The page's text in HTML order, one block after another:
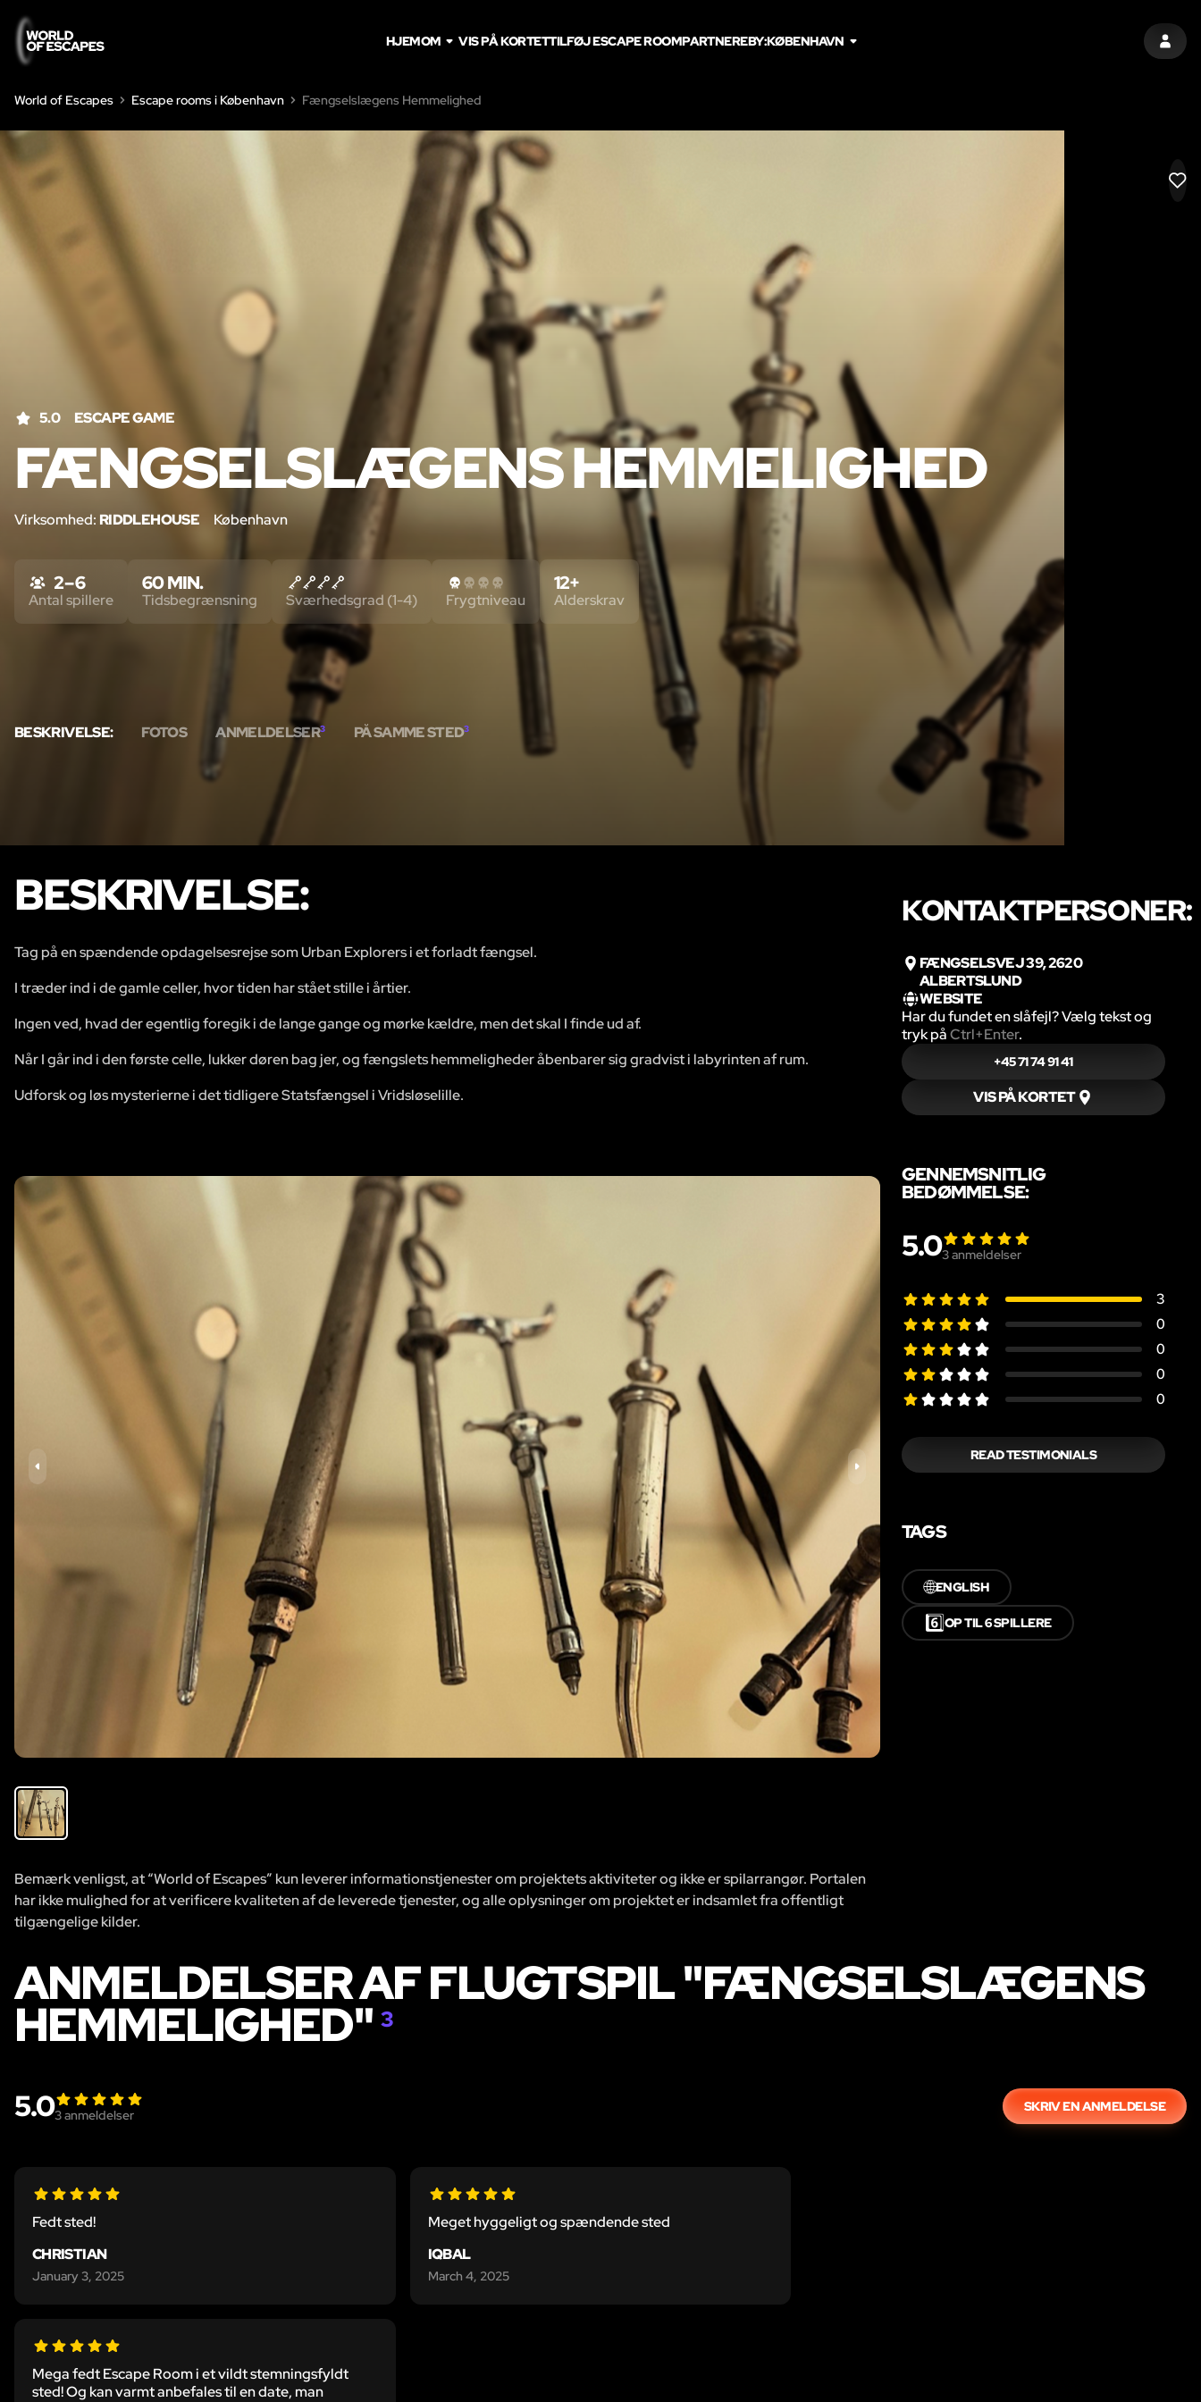
LOG
HJEMOM VIS PÅ KORTETTILFØJ ESCAPE ROOMPARTNEREBY:KØBENHAVN
World of Escapes Escape rooms i København Fængselslægens Hemmelighed
5.0 ESCAPE GAME
FÆNGSELSLÆGENS HEMMELIGHED
Virksomhed: RIDDLEHOUSE København
BESKRIVELSE: FOTOS ANMELDELSER3 PÅ SAMME STED3
2 – 6
Antal spillere
60 MIN.
Tidsbegrænsning Sværhedsgrad (1-4) Frygtniveau
12+
Alderskrav
BESKRIVELSE:
Tag på en spændende opdagelsesrejse som Urban Explorers i et forladt fængsel.
I træder ind i de gamle celler, hvor tiden har stået stille i årtier.
Ingen ved, hvad der egentlig foregik i de lange gange og mørke kældre, men det skal I finde ud af.
Når I går ind i den første celle, lukker døren bag jer, og fængslets hemmeligheder åbenbarer sig gradvist i labyrinten af rum.
Udforsk og løs mysterierne i det tidligere Statsfængsel i Vridsløselille.
Bemærk venligst, at “World of Escapes” kun leverer informationstjenester om projektets aktiviteter og ikke er spilarrangør. Portalen
har ikke mulighed for at verificere kvaliteten af de leverede tjenester, og alle oplysninger om projektet er indsamlet fra offentligt
tilgængelige kilder.
KONTAKTPERSONER:
FÆNGSELSVEJ 39, 2620
ALBERTSLUND
WEBSITE
Har du fundet en slåfejl? Vælg tekst og
tryk påCtrl+Enter.
+45 71 74 91 41
VIS PÅ KORTET
GENNEMSNITLIG
BEDØMMELSE:
5.03anmeldelser
3
0
0
0
0
READ TESTIMONIALS
TAGS
🌐ENGLISH
6️⃣OP TIL 6 SPILLERE
ANMELDELSER AF FLUGTSPIL "FÆNGSELSLÆGENS
HEMMELIGHED" 3
5.03anmeldelser
SKRIV EN ANMELDELSE
Fedt sted!
CHRISTIAN
January 3, 2025
Mega fedt Escape Room i et vildt stemningsfyldt
sted! Og kan varmt anbefales til en date, man
Meget hyggeligt og spændende sted
IQBAL
March 4, 2025